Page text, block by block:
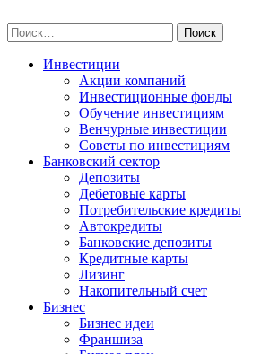
to
content
Найти:
Инвестиции
Акции компаний
Инвестиционные фонды
Обучение инвестициям
Венчурные инвестиции
Советы по инвестициям
Банковский сектор
Депозиты
Дебетовые карты
Потребительские кредиты
Автокредиты
Банковские депозиты
Кредитные карты
Лизинг
Накопительный счет
Бизнес
Бизнес идеи
Франшиза